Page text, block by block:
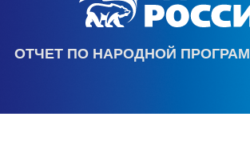
ОТЧЕТ ПО НАРОДНОЙ